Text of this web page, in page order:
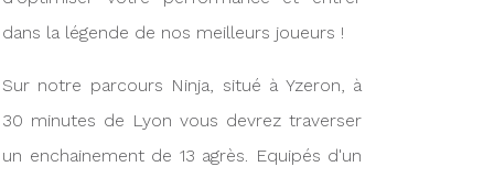
dans la légende de nos meilleurs joueurs !
Sur notre parcours Ninja, situé à Yzeron, à
30 minutes de Lyon vous devrez traverser
un enchainement de 13 agrès. Equipés d'un